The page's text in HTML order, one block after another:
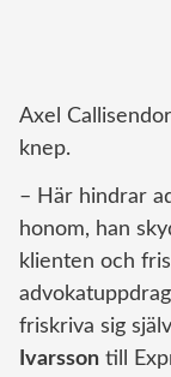
Axel
knep.
– Här hindrar
honom, han
klienten och
friskriva sig
Ivarsson till